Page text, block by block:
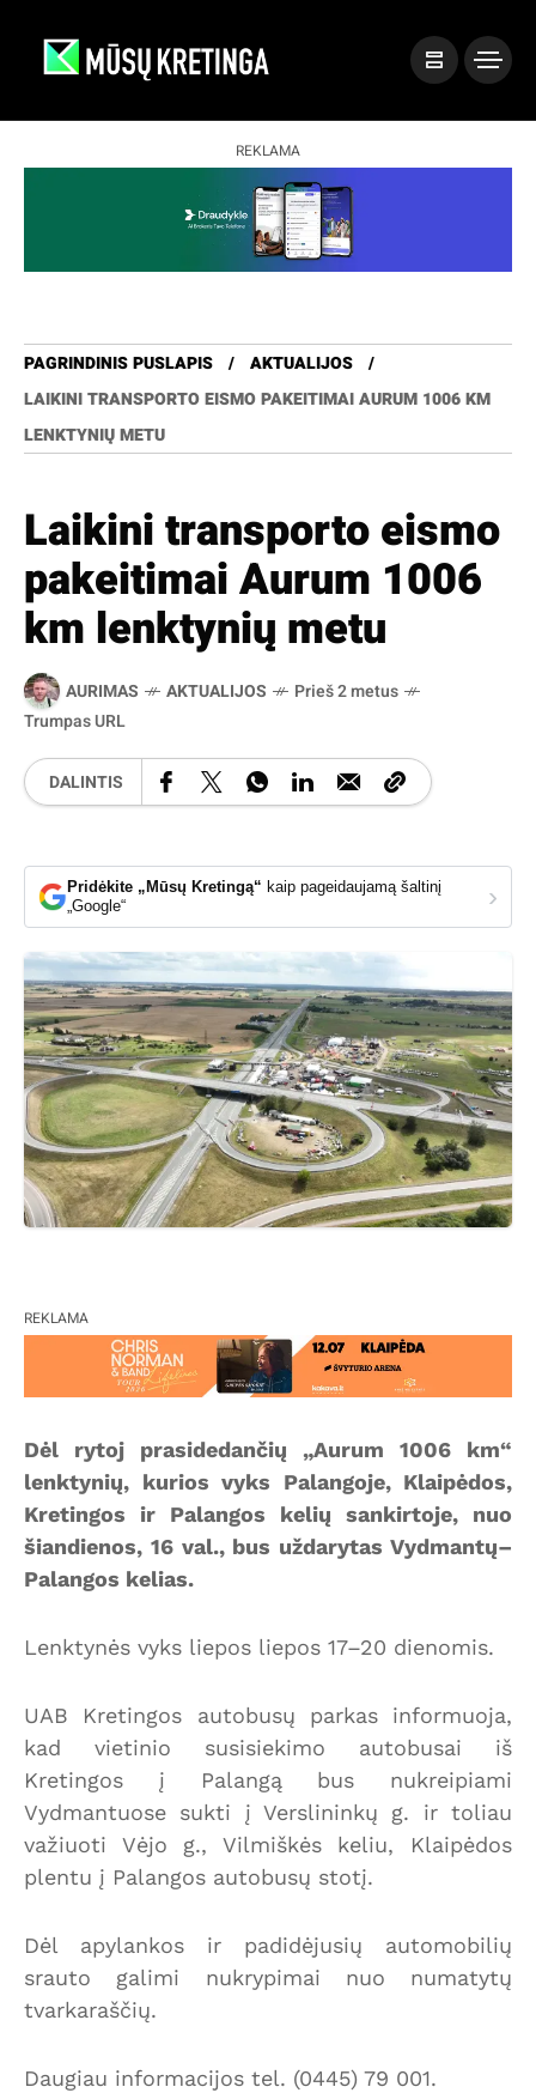
REKLAMA
PAGRINDINIS PUSLAPIS
AKTUALIJOS
LAIKINI TRANSPORTO EISMO PAKEITIMAI AURUM 1006 KM
LENKTYNIŲ METU
Laikini transporto eismo
pakeitimai Aurum 1006
km lenktynių metu
AURIMAS AKTUALIJOS
Prieš 2 metus
Trumpas URL
DALINTIS
Pridėkite „Mūsų Kretingą“ kaip pageidaujamą šaltinį
„Google“
›
REKLAMA
Dėl rytoj prasidedančių „Aurum 1006 km“
lenktynių, kurios vyks Palangoje, Klaipėdos,
Kretingos ir Palangos kelių sankirtoje, nuo
šiandienos, 16 val., bus uždarytas Vydmantų–
Palangos kelias.
Lenktynės vyks liepos liepos 17–20 dienomis.
UAB Kretingos autobusų parkas informuoja,
kad vietinio susisiekimo autobusai iš
Kretingos į Palangą bus nukreipiami
Vydmantuose sukti į Verslininkų g. ir toliau
važiuoti Vėjo g., Vilmiškės keliu, Klaipėdos
plentu į Palangos autobusų stotį.
Dėl apylankos ir padidėjusių automobilių
srauto galimi nukrypimai nuo numatytų
tvarkaraščių.
Daugiau informacijos tel. (0445) 79 001.